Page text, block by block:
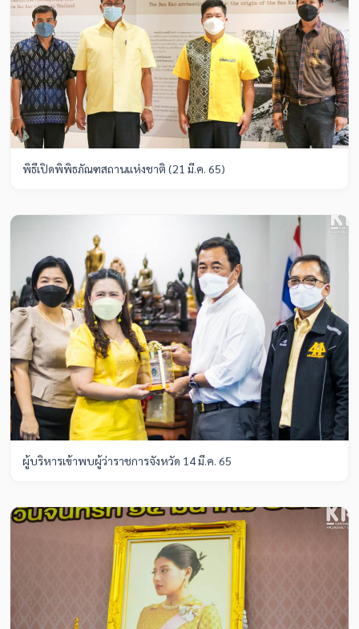
พิธีเปิดพิพิธภัณฑสถานแห่งชาติ (21 มี.ค. 65)
ผู้บริหารเข้าพบผู้ว่าราชการจังหวัด 14 มี.ค. 65